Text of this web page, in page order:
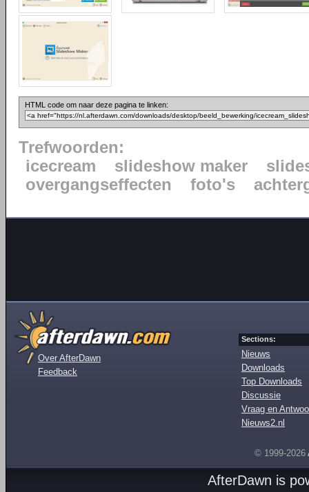
HTML code om naar deze pagina te linken:
Trefwoorden:
icecream
slideshow maker
overgangseffecten
foto's
Over AfterDawn
Feedback
Sections:
Nieuws
Downloads
Top Downloads
Discussie
Vraag en
Nieuws2.nl
© 1999-2026
AfterDawn is